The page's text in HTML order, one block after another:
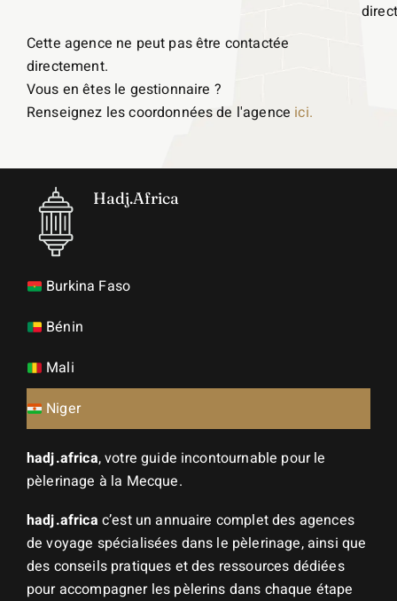
Cette agence ne peut pas être contactée
directement.
Vous en êtes le gestionnaire ?
Renseignez les coordonnées de l'agence ici.
Hadj.Africa
Burkina Faso
Bénin
Mali
Niger
hadj.africa, votre guide incontournable pour le
pèlerinage à la Mecque.
hadj.africa c’est un annuaire complet des agences
de voyage spécialisées dans le pèlerinage, ainsi que
des conseils pratiques et des ressources dédiées
pour accompagner les pèlerins dans chaque étape